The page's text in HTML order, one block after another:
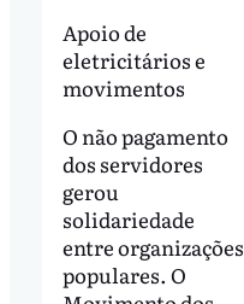
Apoio de
eletricitários e
movimentos
O não pagamento
dos servidores
gerou
solidariedade
entre organizações
populares. O